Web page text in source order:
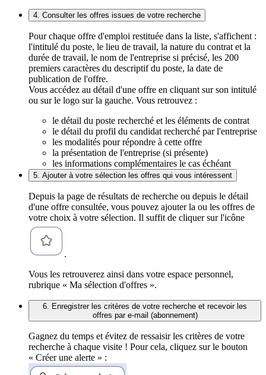
4. Consulter les offres issues de votre recherche
Pour chaque offre d'emploi restituée dans la liste, s'affichent :
l'intitulé du poste, le lieu de travail, la nature du contrat et la
durée de travail, le nom de l'entreprise si précisé, les 200
premiers caractères du descriptif du poste, la date de
publication de l'offre.
Vous accédez au détail d'une offre en cliquant sur son intitulé
ou sur le logo sur la gauche. Vous retrouvez :
le détail du poste recherché et les éléments de contrat
le détail du profil du candidat recherché par l'entreprise
les modalités pour répondre à cette offre
la présentation de l'entreprise (si présente)
les informations complémentaires le cas échéant
5. Ajouter à votre sélection les offres qui vous intéressent
Depuis la page de résultats de recherche ou depuis le détail
d'une offre consultée, vous pouvez ajouter la ou les offres de
votre choix à votre sélection. Il suffit de cliquer sur l'icône
.
Vous les retrouverez ainsi dans votre espace personnel,
rubrique « Ma sélection d'offres ».
6. Enregistrer les critères de votre recherche et recevoir les
offres par e-mail (abonnement)
Gagnez du temps et évitez de ressaisir les critères de votre
recherche à chaque visite ! Pour cela, cliquez sur le bouton
« Créer une alerte » :